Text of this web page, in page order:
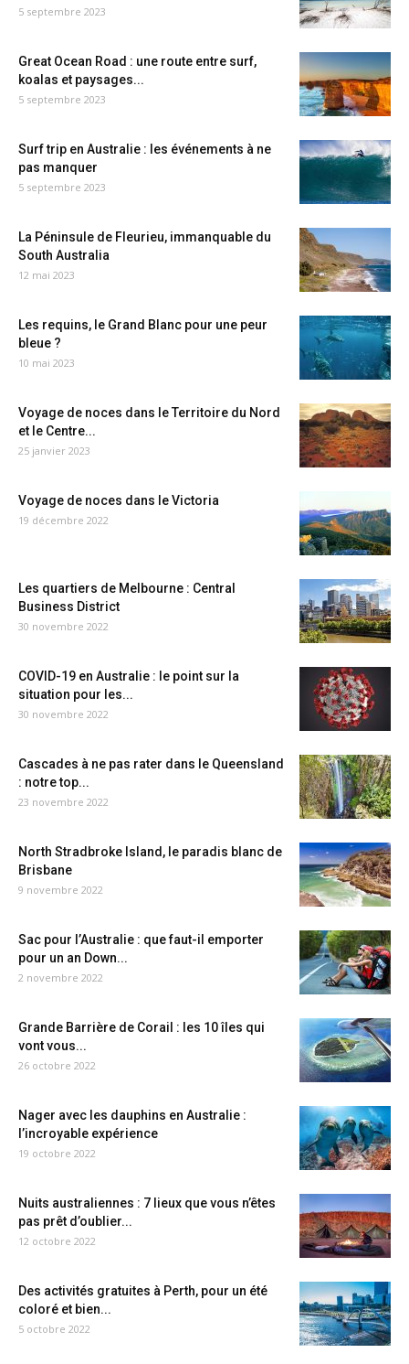
5 septembre 2023
Great Ocean Road : une route entre surf,
koalas et paysages...
5 septembre 2023
Surf trip en Australie : les événements à ne
pas manquer
5 septembre 2023
La Péninsule de Fleurieu, immanquable du
South Australia
12 mai 2023
Les requins, le Grand Blanc pour une peur
bleue ?
10 mai 2023
Voyage de noces dans le Territoire du Nord
et le Centre...
25 janvier 2023
Voyage de noces dans le Victoria
19 décembre 2022
Les quartiers de Melbourne : Central
Business District
30 novembre 2022
COVID-19 en Australie : le point sur la
situation pour les...
30 novembre 2022
Cascades à ne pas rater dans le Queensland
: notre top...
23 novembre 2022
North Stradbroke Island, le paradis blanc de
Brisbane
9 novembre 2022
Sac pour l’Australie : que faut-il emporter
pour un an Down...
2 novembre 2022
Grande Barrière de Corail : les 10 îles qui
vont vous...
26 octobre 2022
Nager avec les dauphins en Australie :
l’incroyable expérience
19 octobre 2022
Nuits australiennes : 7 lieux que vous n’êtes
pas prêt d’oublier...
12 octobre 2022
Des activités gratuites à Perth, pour un été
coloré et bien...
5 octobre 2022